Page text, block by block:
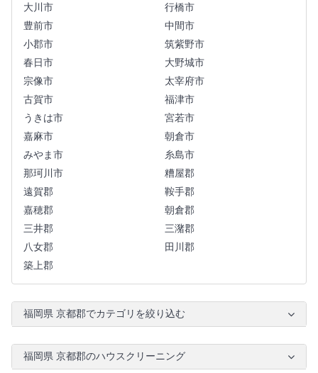
大川市
行橋市
豊前市
中間市
小郡市
筑紫野市
春日市
大野城市
宗像市
太宰府市
古賀市
福津市
うきは市
宮若市
嘉麻市
朝倉市
みやま市
糸島市
那珂川市
糟屋郡
遠賀郡
鞍手郡
嘉穂郡
朝倉郡
三井郡
三潴郡
八女郡
田川郡
築上郡
福岡県 京都郡でカテゴリを絞り込む
福岡県 京都郡のハウスクリーニング